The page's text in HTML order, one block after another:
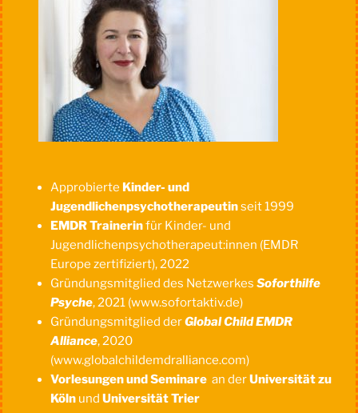
Approbierte Kinder- und
Jugendlichenpsychotherapeutinseit 1999
EMDR Trainerinfür Kinder- und
Jugendlichenpsychotherapeut:innen (EMDR
Europe zertifiziert), 2022
Gründungsmitglied des Netzwerkes Soforthilfe
Psyche, 2021 (www.sofortaktiv.de)
Gründungsmitglied derGlobal Child EMDR
Alliance, 2020
(www.globalchildemdralliance.com)
Vorlesungen und Seminare an derUniversität zu
Köln und Universität Trier